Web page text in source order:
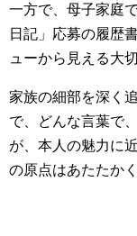
一方で、母子家庭
日記」応募の履歴
ューから見える大
家族の細部を深く
で、どんな言葉で
が、本人の魅力に
の原点はあたたか